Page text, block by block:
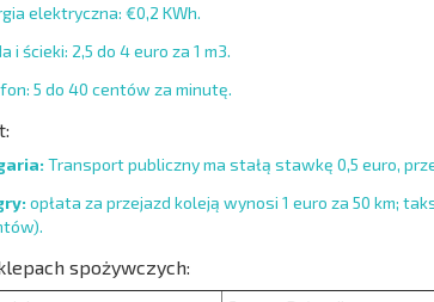
elektryczna: €0,2 KWh.
i ścieki: 2,5 do 4 euro za 1 m3.
5 do 40 centów za minutę.
Transport publiczny ma stałą stawkę 0,5 euro,
opłata za przejazd koleją wynosi 1 euro za 50 km;
spożywczych: